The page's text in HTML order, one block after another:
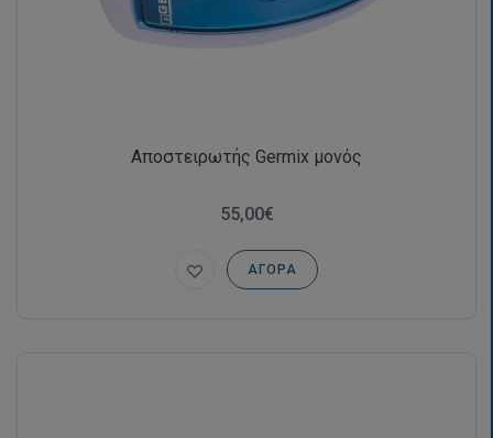
Αποστειρωτής Germix μονός
55,00€
ΑΓΟΡΆ